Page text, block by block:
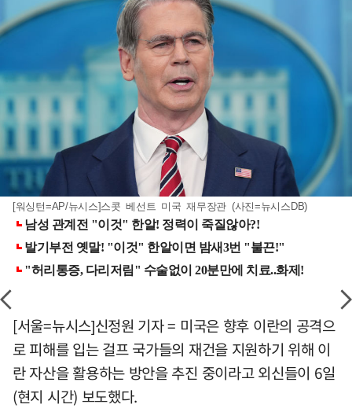
[워싱턴=AP/뉴시스]스콧 베선트 미국 재무장관 (사진=뉴시스DB)
[서울=뉴시스]신정원 기자 = 미국은 향후 이란의 공격으
로 피해를 입는 걸프 국가들의 재건을 지원하기 위해 이
란 자산을 활용하는 방안을 추진 중이라고 외신들이 6일
(현지 시간) 보도했다.